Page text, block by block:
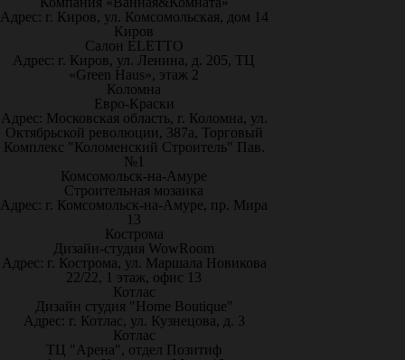
Адрес: г. Киров, ул. Комсомольская, дом 14
Киров
Салон ELETTO
Адрес: г. Киров, ул. Ленина, д. 205, ТЦ
«Green Haus», этаж 2
Коломна
Евро-Краски
Адрес: Московская область, г. Коломна, ул.
Октябрьской революции, 387а, Торговый
Комплекс "Коломенский Строитель" Пав.
№1
Комсомольск-на-Амуре
Строительная мозаика
Адрес: г. Комсомольск-на-Амуре, пр. Мира
13
Кострома
Дизайн-студия WowRoom
Адрес: г. Кострома, ул. Маршала Новикова
22/22, 1 этаж, офис 13
Котлас
Дизайн студия "Home Boutique"
Адрес: г. Котлас, ул. Кузнецова, д. 3
Котлас
ТЦ "Арена", отдел Позитиф